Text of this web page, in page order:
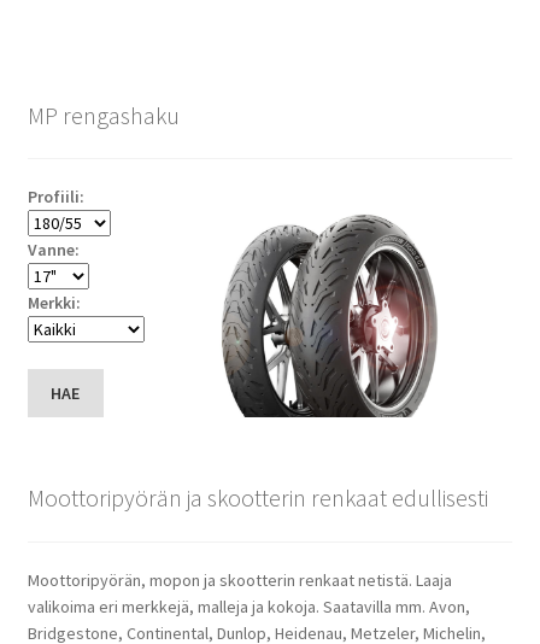
MP rengashaku
Profiili:
Vanne:
Merkki:
HAE
Moottoripyörän ja skootterin renkaat edullisesti
Moottoripyörän, mopon ja skootterin renkaat netistä. Laaja
valikoima eri merkkejä, malleja ja kokoja. Saatavilla mm. Avon,
Bridgestone, Continental, Dunlop, Heidenau, Metzeler, Michelin,